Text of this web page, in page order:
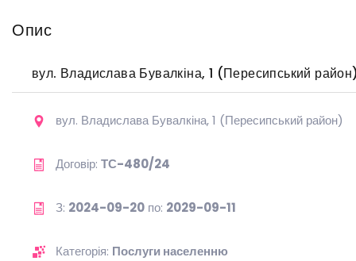
Опис
вул. Владислава Бувалкіна, 1 (Пересипський
вул. Владислава Бувалкіна, 1 (Пересипський район)
Договір: ТС-480/24
З: 2024-09-20 по: 2029-09-11
Категорія: Послуги населенню